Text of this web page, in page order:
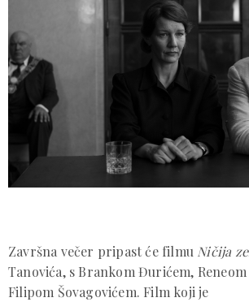
Završna večer pripast će filmu Ničija
Tanovića, s Brankom Đurićem,
Filipom Šovagovićem. Film koji je